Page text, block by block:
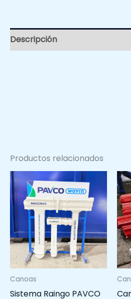
Descripción
Productos relacionados
Canoas
Sistema Raingo PAVCO